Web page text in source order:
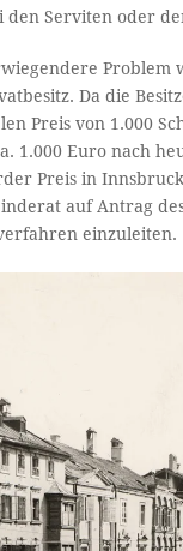
den Serviten oder
Problem
Da die
Preis von 1.000
1.000 Euro nach
Preis in
auf Antrag
einzuleiten.